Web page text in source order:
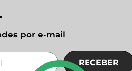
por e-mail
RECEBER